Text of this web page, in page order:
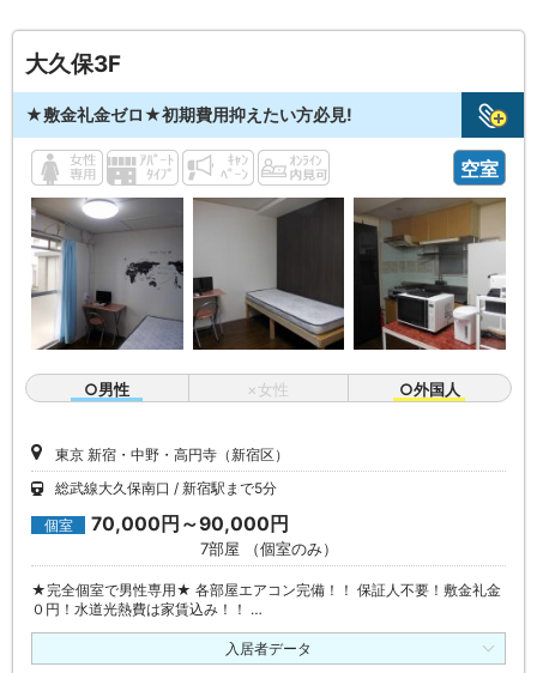
大久保3F
★敷金礼金ゼロ★初期費用抑えたい方必見!
空室
○男性 ×女性 ○外国人
東京 新宿・中野・高円寺（新宿区）
総武線大久保南口
新宿駅まで5分
個室 70,000円～90,000円
7部屋 （個室のみ）
★完全個室で男性専用★ 各部屋エアコン完備！！ 保証人不要！敷金礼金
０円！水道光熱費は家賃込み！！ …
入居者データ